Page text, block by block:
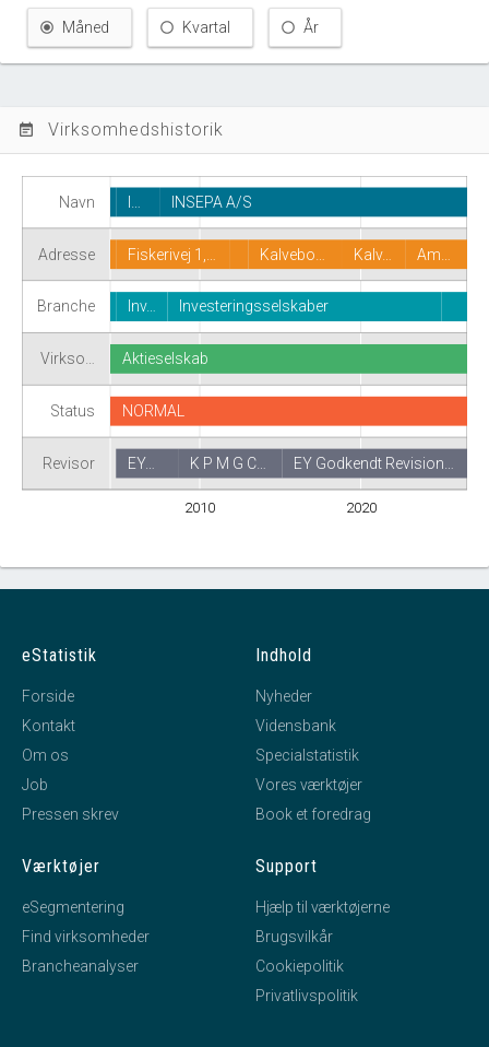
Måned Kvartal År
event_note Virksomhedshistorik
Navn
Adresse
Branche
Virkso…
Status
Revisor
2010 2020
INSEPA A/S
Fiskerivej 1,… Kalvebo… Kalv… Am…
Inv… Investeringsselskaber
Aktieselskab
NORMAL
EY Godkendt Revision…
EY… K P M G C…
eStatistik
Forside
Kontakt
Om os
Job
Pressen skrev
Indhold
Nyheder
Vidensbank
Specialstatistik
Vores værktøjer
Book et foredrag
Værktøjer
eSegmentering
Find virksomheder
Brancheanalyser
Support
Hjælp til værktøjerne
Brugsvilkår
Cookiepolitik
Privatlivspolitik